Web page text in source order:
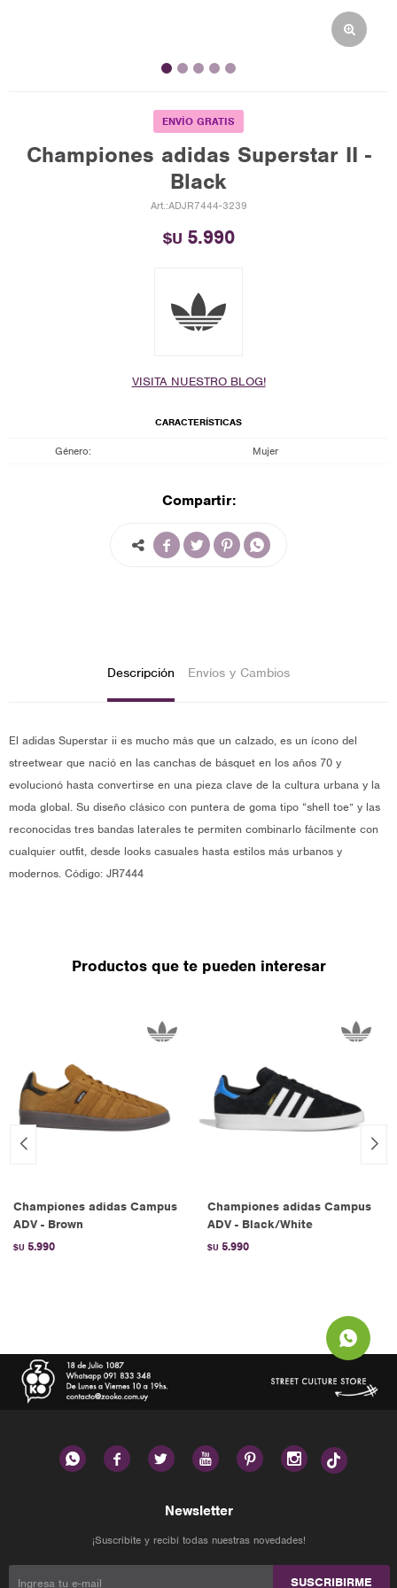
ENVÍO GRATIS
Championes adidas Superstar II -
Black
ADJR7444-3239
$U 5.990
VISITA NUESTRO BLOG!
CARACTERÍSTICAS
Género Mujer
Compartir:
   
Descripción Envíos y Cambios
El adidas Superstar ii es mucho más que un calzado, es un ícono del
streetwear que nació en las canchas de básquet en los años 70 y
evolucionó hasta convertirse en una pieza clave de la cultura urbana y la
moda global. Su diseño clásico con puntera de goma tipo “shell toe” y las
reconocidas tres bandas laterales te permiten combinarlo fácilmente con
cualquier outfit, desde looks casuales hasta estilos más urbanos y
modernos. Código: JR7444
Productos que te pueden interesar
Championes adidas Campus
ADV - Brown
$U 5.990
Championes adidas Campus
ADV - Black/White
$U 5.990
     
Newsletter
¡Suscribite y recibí todas nuestras novedades!
SUSCRIBIRME